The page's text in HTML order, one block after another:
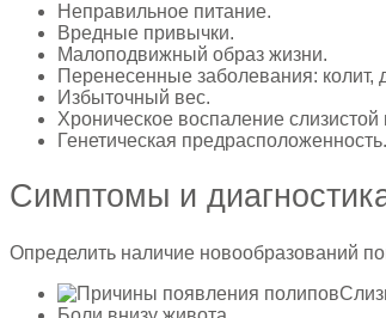
Неправильное питание.
Вредные привычки.
Малоподвижный образ жизни.
Перенесенные заболевания: колит,
Избыточный вес.
Хроническое воспаление слизистой
Генетическая предрасположенность.
Симптомы и
Определить наличие новообразований